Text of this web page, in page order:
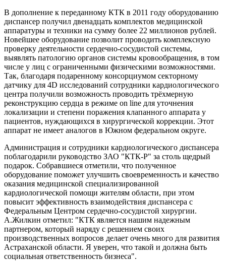
В дополнение к переданному КТК в 2011 году оборудованию
диспансер получил двенадцать комплектов медицинской
аппаратуры и техники на сумму более 22 миллионов рублей.
Новейшее оборудование позволит проводить комплексную
проверку деятельности сердечно-сосудистой системы,
выявлять патологию органов системы кровообращения, в том
числе у лиц с ограниченными физическими возможностями.
Так, благодаря подаренному консорциумом секторному
датчику для 4D исследований сотрудники кардиологического
центра получили возможность проводить трёхмерную
реконструкцию сердца в режиме on line для уточнения
локализации и степени поражения клапанного аппарата у
пациентов, нуждающихся в хирургической коррекции. Этот
аппарат не имеет аналогов в Южном федеральном округе.
Администрация и сотрудники кардиологического диспансера
поблагодарили руководство ЗАО "КТК-Р" за столь щедрый
подарок. Собравшиеся отметили, что полученное
оборудование поможет улучшить своевременность и качество
оказания медицинской специализированной
кардиологической помощи жителям области, при этом
повысит эффективность взаимодействия диспансера с
Федеральным Центром сердечно-сосудистой хирургии.
А.Жилкин отметил: "КТК является нашим надежным
партнером, который наряду с решением своих
производственных вопросов делает очень много для развития
Астраханской области. Я уверен, что такой и должна быть
социальная ответственность бизнеса".